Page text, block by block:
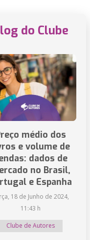
do Clube
médio dos
e volume de
dados de
no Brasil,
e Espanha
18 de Junho de 2024,
11:43 h
Clube de Autores